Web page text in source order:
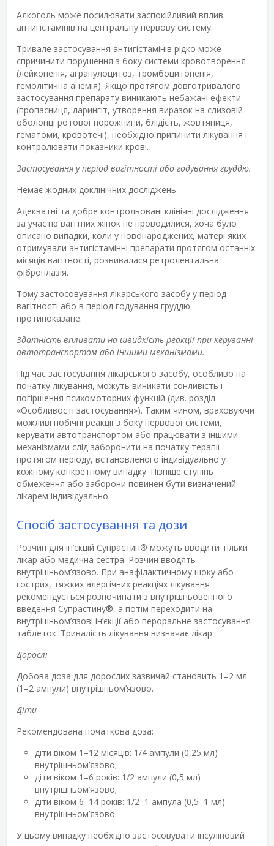
Алкоголь може посилювати заспокійливий вплив
антигістамінів на центральну нервову систему.
Тривале застосування антигістамінів рідко може
спричинити порушення з боку системи кровотворення
(лейкопенія, агранулоцитоз, тромбоцитопенія,
гемолітична анемія). Якщо протягом довготривалого
застосування препарату виникають небажані ефекти
(пропасниця, ларингіт, утворення виразок на слизовій
оболонці ротової порожнини, блідість, жовтяниця,
гематоми, кровотечі), необхідно припинити лікування і
контролювати показники крові.
Застосування у період вагітності або годування груддю.
Немає жодних доклінічних досліджень.
Адекватні та добре контрольовані клінічні дослідження
за участю вагітних жінок не проводилися, хоча було
описано випадки, коли у новонароджених, матері яких
отримували антигістамінні препарати протягом останніх
місяців вагітності, розвивалася ретролентальна
фіброплазія.
Тому застосовування лікарського засобу у період
вагітності або в період годування груддю
протипоказане.
Здатність впливати на швидкість реакції при керуванні
автотранспортом або іншими механізмами.
Під час застосування лікарського засобу, особливо на
початку лікування, можуть виникати сонливість і
погіршення психомоторних функцій (див. розділ
«Особливості застосування»). Таким чином, враховуючи
можливі побічні реакції з боку нервової системи,
керувати автотранспортом або працювати з іншими
механізмами слід заборонити на початку терапії
протягом періоду, встановленого індивідуально у
кожному конкретному випадку. Пізніше ступінь
обмеження або заборони повинен бути визначений
лікарем індивідуально.
Спосіб застосування та дози
Розчин для ін’єкцій Супрастин® можуть вводити тільки
лікар або медична сестра. Розчин вводять
внутрішньом’язово. При анафілактичному шоку або
гострих, тяжких алергічних реакціях лікування
рекомендується розпочинати з внутрішньовенного
введення Супрастину®, а потім переходити на
внутрішньом’язові ін’єкції або пероральне застосування
таблеток. Тривалість лікування визначає лікар.
Дорослі
Добова доза для дорослих зазвичай становить 1–2 мл
(1–2 ампули) внутрішньом’язово.
Діти
Рекомендована початкова доза:
діти віком 1–12 місяців: 1/4 ампули (0,25 мл)
внутрішньом’язово;
діти віком 1–6 років: 1/2 ампули (0,5 мл)
внутрішньом’язово;
діти віком 6–14 років: 1/2–1 ампула (0,5–1 мл)
внутрішньом’язово.
У цьому випадку необхідно застосовувати інсуліновий